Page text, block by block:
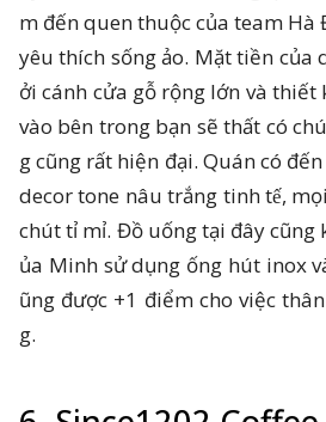
m đến quen thuộc của team Hà
yêu thích sống ảo. Mặt tiền của
ởi cánh cửa gỗ rộng lớn và thiết
vào bên trong bạn sẽ thất có
g cũng rất hiện đại. Quán có
decor tone nâu trắng tinh tế,
chút tỉ mỉ. Đồ uống tại đây cũng
ủa Minh sử dụng ống hút inox
ũng được +1 điểm cho việc
g.